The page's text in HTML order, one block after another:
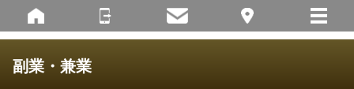
副業・兼業